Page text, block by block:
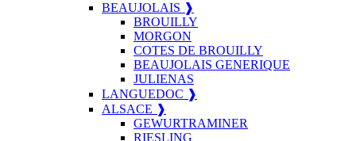
BEAUJOLAIS ❱
BROUILLY
MORGON
COTES DE BROUILLY
BEAUJOLAIS GENERIQUE
JULIENAS
LANGUEDOC ❱
ALSACE ❱
GEWURTRAMINER
RIESLING